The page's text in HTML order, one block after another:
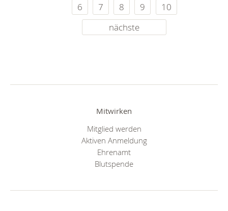
6
7 8 9
10
nächste
Mitwirken
Mitglied werden
Aktiven Anmeldung
Ehrenamt
Blutspende